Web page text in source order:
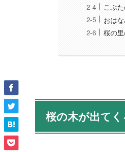
こぶ
おは
桜の
桜の木が出て